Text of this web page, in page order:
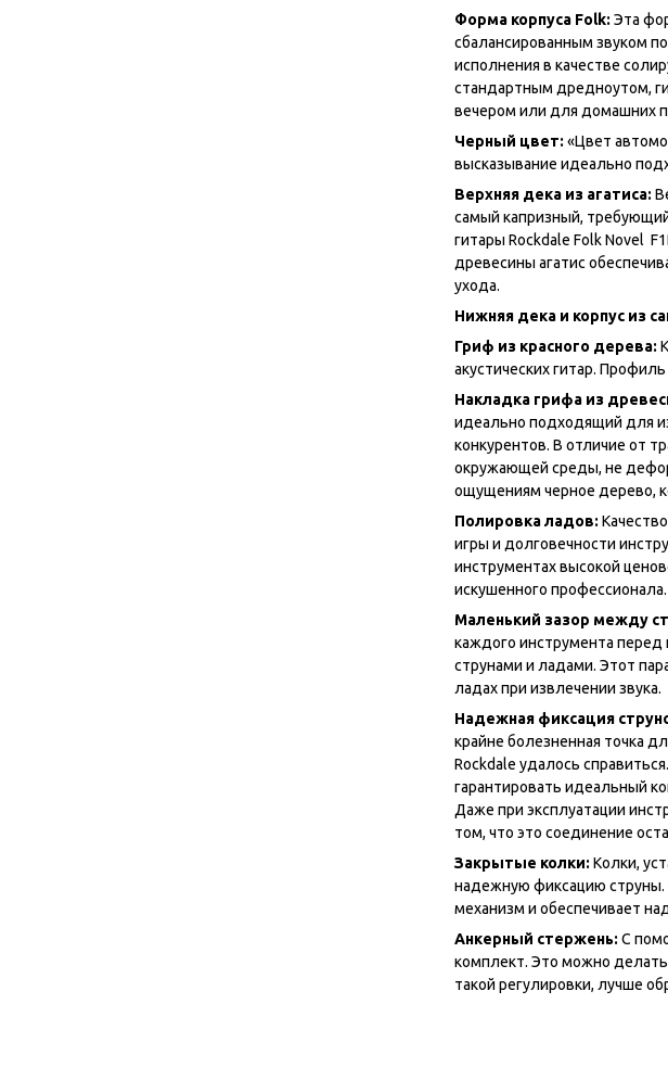
Форма корпуса Folk: Эта
сбалансированным звуком
исполнения в качестве
стандартным дредноутом,
вечером или для домашних
Черный цвет: «Цвет
высказывание идеально
Верхняя дека из агатиса:
самый капризный,
гитары Rockdale Folk Novel
древесины агатис
ухода.
Нижняя дека и корпус из
Гриф из красного дерева:
акустических гитар.
Накладка грифа из
идеально подходящий для
конкурентов. В отличие от
окружающей среды, не
ощущениям черное дерево,
Полировка ладов:
игры и долговечности
инструментах высокой
искушенного профессионала.
Маленький зазор между
каждого инструмента
струнами и ладами. Этот
ладах при извлечении звука.
Надежная фиксация
крайне болезненная точка
Rockdale удалось
гарантировать идеальный
Даже при эксплуатации
том, что это соединение
Закрытые колки: Колки,
надежную фиксацию струны.
механизм и обеспечивает
Анкерный стержень: С
комплект. Это можно делать
такой регулировки, лучше